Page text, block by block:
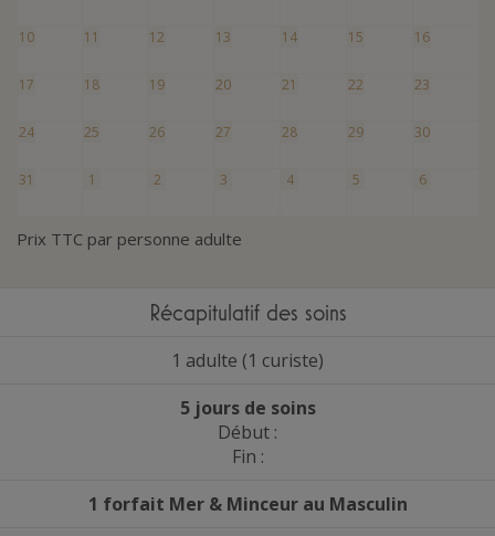
10 11 12 13 14 15 16
17 18 19 20 21 22 23
24 25 26 27 28 29 30
31 1 2 3 4 5 6
Prix TTC par personne adulte
Récapitulatif des soins
1 adulte (1 curiste)
5 jours de soins
Début :
Fin :
1 forfait Mer &Minceur au Masculin